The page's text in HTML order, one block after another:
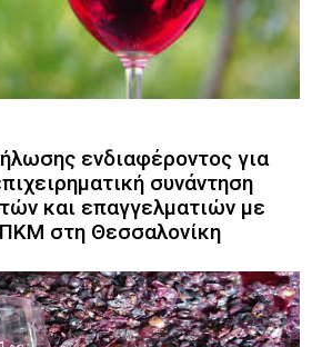
ενδιαφέροντος για
συνάντηση
και επαγγελματιών με
ΠΚΜ στη Θεσσαλονίκη